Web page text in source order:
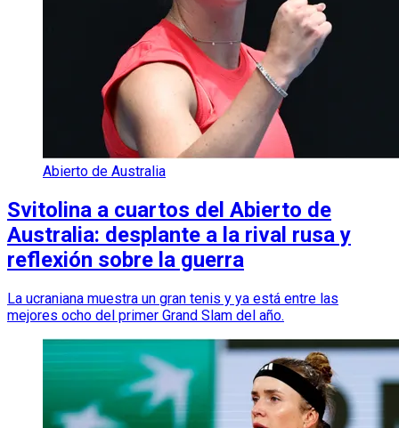
Abierto de Australia
Svitolina a cuartos del Abierto de
Australia: desplante a la rival rusa y
reflexión sobre la guerra
La ucraniana muestra un gran tenis y ya está entre las
mejores ocho del primer Grand Slam del año.